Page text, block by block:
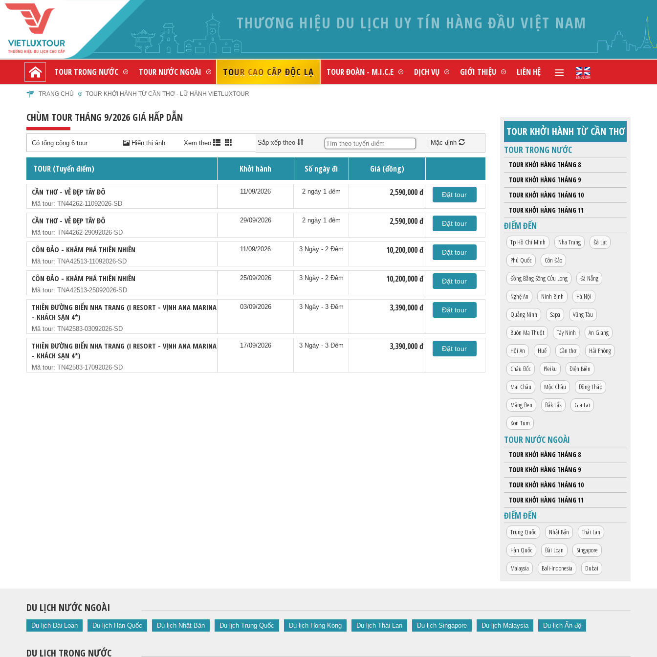
THƯƠNG HIỆU DU LỊCH UY TÍN HÀNG ĐẦU VIỆT NAM
TOUR TRONG NƯỚC TOUR NƯỚC NGOÀI TOUR CAO CẤP ĐỘC LẠ TOUR ĐOÀN - M.I.C.E DỊCH VỤ GIỚI THIỆU LIÊN HỆ
TRANG CHỦ TOUR KHỞI HÀNH TỪ CẦN THƠ - LỮ HÀNH VIETLUXTOUR
CHÙM TOUR THÁNG 9/2026 GIÁ HẤP DẪN
Có tổng cộng 6 tour Hiển thị ảnh Xem theo Sắp xếp theo Mặc định
TOUR (Tuyến điểm) Khởi hành Số ngày đi Giá (đồng)
CẦN THƠ - VẺ ĐẸP TÂY ĐÔ
Mã tour: TN44262-11092026-SD
11/09/2026 2 ngày 1 đêm 2,590,000 đ Đặt tour
CẦN THƠ - VẺ ĐẸP TÂY ĐÔ
Mã tour: TN44262-29092026-SD
29/09/2026 2 ngày 1 đêm 2,590,000 đ Đặt tour
CÔN ĐẢO - KHÁM PHÁ THIÊN NHIÊN
Mã tour: TNA42513-11092026-SD
11/09/2026 3 Ngày - 2 Đêm 10,200,000 đ Đặt tour
CÔN ĐẢO - KHÁM PHÁ THIÊN NHIÊN
Mã tour: TNA42513-25092026-SD
25/09/2026 3 Ngày - 2 Đêm 10,200,000 đ Đặt tour
THIÊN ĐƯỜNG BIỂN NHA TRANG (I RESORT - VỊNH ANA MARINA
- KHÁCH SẠN 4*)
Mã tour: TN42583-03092026-SD
03/09/2026 3 Ngày - 3 Đêm 3,390,000 đ Đặt tour
THIÊN ĐƯỜNG BIỂN NHA TRANG (I RESORT - VỊNH ANA MARINA
- KHÁCH SẠN 4*)
Mã tour: TN42583-17092026-SD
17/09/2026 3 Ngày - 3 Đêm 3,390,000 đ Đặt tour
TOUR KHỞI HÀNH TỪ CẦN THƠ
TOUR TRONG NƯỚC
TOUR KHỞI HÀNG THÁNG 8
TOUR KHỞI HÀNG THÁNG 9
TOUR KHỞI HÀNG THÁNG 10
TOUR KHỞI HÀNG THÁNG 11
ĐIỂM ĐẾN
Tp Hồ Chí Minh Nha Trang Đà Lạt
Phú Quốc Côn Đảo
Đồng Bằng Sông Cửu Long Đà Nẵng
Nghệ An Ninh Bình Hà Nội
Quảng Ninh Sapa Vũng Tàu
Buôn Ma Thuột Tây Ninh An Giang
Hội An Huế Cần thơ Hải Phòng
Châu Đốc Pleiku Điện Biên
Mai Châu Mộc Châu Đồng Tháp
Măng Đen Đắk Lắk Gia Lai
Kon Tum
TOUR NƯỚC NGOÀI
TOUR KHỞI HÀNG THÁNG 8
TOUR KHỞI HÀNG THÁNG 9
TOUR KHỞI HÀNG THÁNG 10
TOUR KHỞI HÀNG THÁNG 11
ĐIỂM ĐẾN
Trung Quốc Nhật Bản Thái Lan
Hàn Quốc Đài Loan Singapore
Malaysia Bali-Indonesia Dubai
DU LỊCH NƯỚC NGOÀI
Du lịch Đài Loan Du lịch Hàn Quốc Du lịch Nhật Bản Du lịch Trung Quốc Du lịch Hong Kong Du lịch Thái Lan Du lịch Singapore Du lịch Malaysia Du lịch Ấn độ
DU LỊCH TRONG NƯỚC